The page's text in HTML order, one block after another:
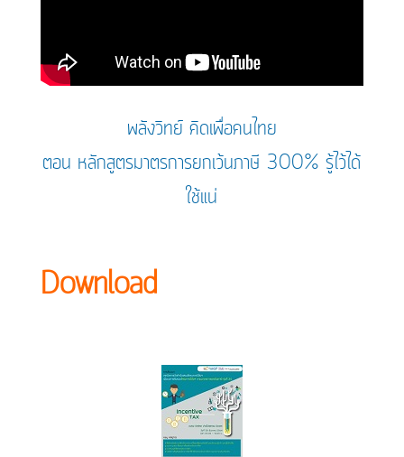
พลังวิทย์ คิดเพื่อคนไทย
ตอน หลักสูตรมาตรการยกเว้นภาษี 300% รู้ไว้ได้
ใช้แน่
Download